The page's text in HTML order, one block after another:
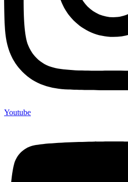
Youtube